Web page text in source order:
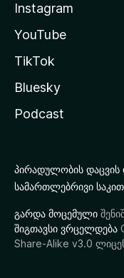
Instagram
YouTube
TikTok
Bluesky
Podcast
პირადულობის დაცვის
სამართლებრივი
გარდა მოცემული
შიგთავსი ვრცელდება
Share-Alike v3.0